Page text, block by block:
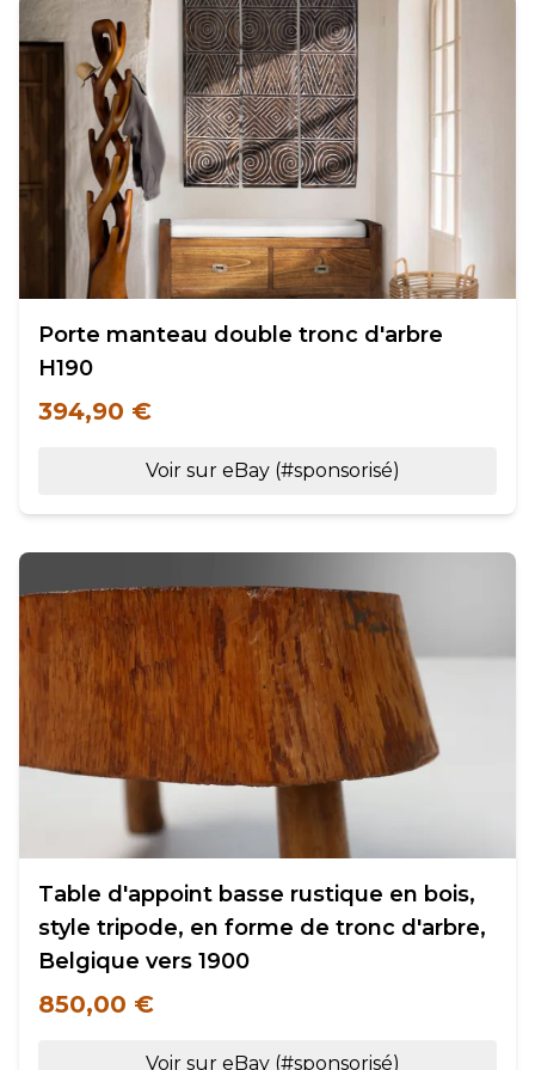
Porte manteau double tronc d'arbre
H190
394,90 €
Voir sur eBay (#sponsorisé)
Table d'appoint basse rustique en bois,
style tripode, en forme de tronc d'arbre,
Belgique vers 1900
850,00 €
Voir sur eBay (#sponsorisé)